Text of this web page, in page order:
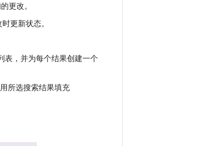
更改。
更新状态。
表，并为每个结果创建一个
所选搜索结果填充